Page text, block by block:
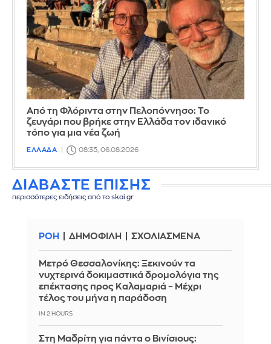
Από τη Φλόριντα στην Πελοπόννησο: Το
ζευγάρι που βρήκε στην Ελλάδα τον ιδανικό
τόπο για μια νέα ζωή
ΕΛΛΑΔΑ 08:35, 06.08.2026
ΔΙΑΒΑΣΤΕ ΕΠΙΣΗΣ
περισσότερες ειδήσεις από το skai.gr
ΡΟΗ ΔΗΜΟΦΙΛΗ ΣΧΟΛΙΑΣΜΕΝΑ
Μετρό Θεσσαλονίκης: Ξεκινούν τα
νυχτερινά δοκιμαστικά δρομολόγια της
επέκτασης προς Καλαμαριά – Μέχρι
τέλος του μήνα η παράδοση
IN 2 HOURS
Στη Μαδρίτη για πάντα ο Βινίσιους: